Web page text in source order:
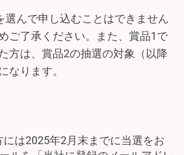
んで申し込むことはできません
ご了承ください。また、賞品1で
方は、賞品2の抽選の対象（以降
なります。
には2025年2月末までに当選をお